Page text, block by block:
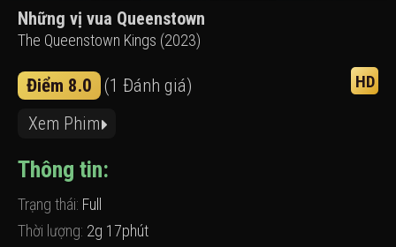
Những vị vua Queenstown
The Queenstown Kings (2023)
Điểm 8.0 (1 Đánh giá) HD
Xem Phim
Thông tin:
Trạng thái: Full
Thời lượng: 2g 17phút